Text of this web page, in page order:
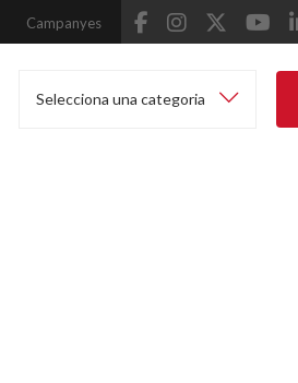
Campanyes
Selecciona una categoria